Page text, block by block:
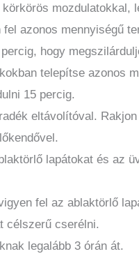
azonos mennyiségű
hogy
telepítse azonos
15 percig.
eltávolítóval.
lapátokat és az
fel az ablaktörlő
célszerű cserélni.
legalább 3 órán át.